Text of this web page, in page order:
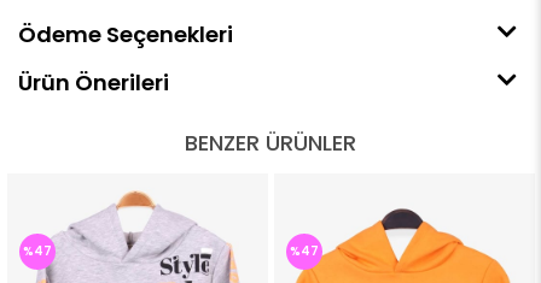
Ödeme Seçenekleri
Ürün Önerileri
BENZER ÜRÜNLER
%47 %47